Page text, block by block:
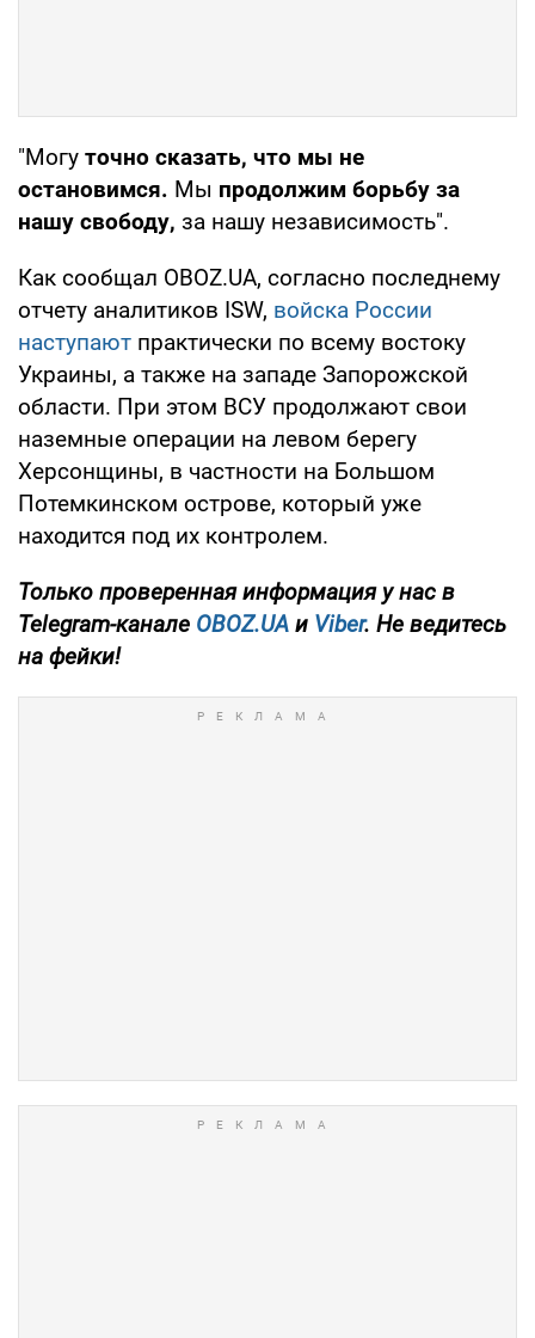
"Могу точно сказать, что мы не
остановимся. Мы продолжим борьбу за
нашу свободу, за нашу независимость".
Как сообщал OBOZ.UA, согласно последнему
отчету аналитиков ISW, войска России
наступают практически по всему востоку
Украины, а также на западе Запорожской
области. При этом ВСУ продолжают свои
наземные операции на левом берегу
Херсонщины, в частности на Большом
Потемкинском острове, который уже
находится под их контролем.
Только проверенная информация у нас в
Telegram-канале OBOZ.UA и Viber. Не ведитесь
на фейки!